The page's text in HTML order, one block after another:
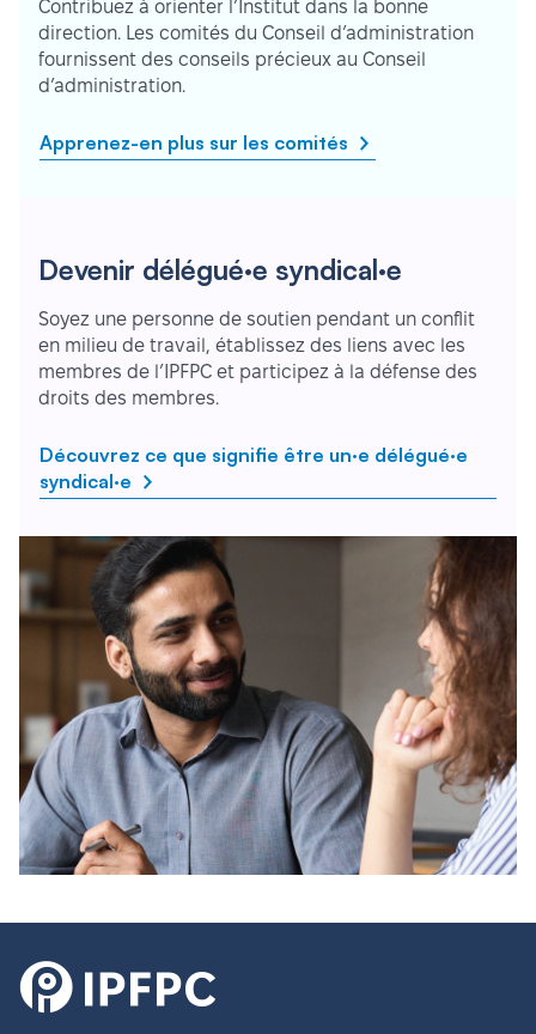
Contribuez à orienter l’Institut dans la bonne
direction. Les comités du Conseil d’administration
fournissent des conseils précieux au Conseil
d’administration.
Apprenez-en plus sur les comités
Devenir délégué·e syndical·e
Soyez une personne de soutien pendant un conflit
en milieu de travail, établissez des liens avec les
membres de l’IPFPC et participez à la défense des
droits des membres.
Découvrez ce que signifie être un·e délégué·e
syndical·e